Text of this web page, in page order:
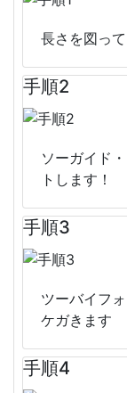
長さを図っ
手順2
ソーガイド
トします！
手順3
ツーバイフ
ケガきます
手順4